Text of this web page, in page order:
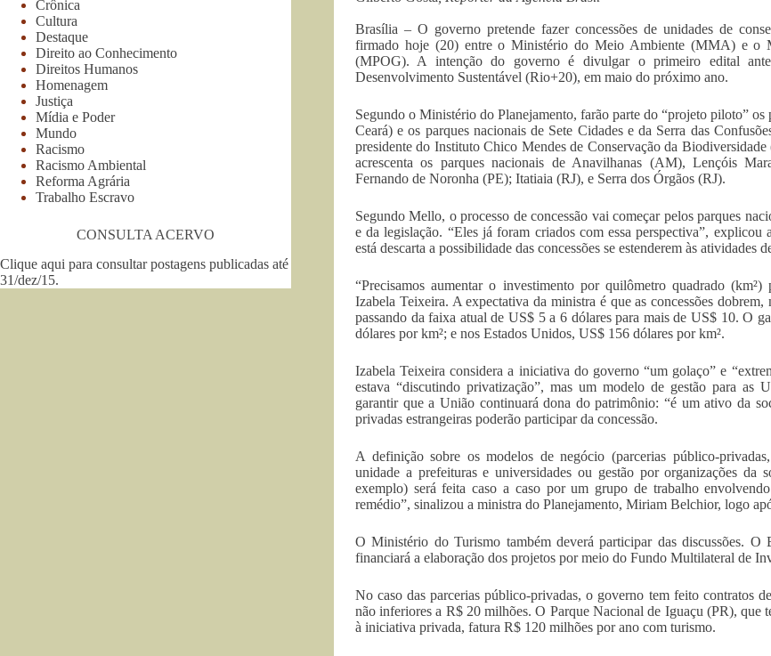
Brasília – O governo pretende fazer concessões de unidades de
firmado hoje (20) entre o Ministério do Meio Ambiente (MMA) e o
(MPOG). A intenção do governo é divulgar o primeiro edital
Desenvolvimento Sustentável (Rio+20), em maio do próximo ano.
Segundo o Ministério do Planejamento, farão parte do “projeto piloto” os
Ceará) e os parques nacionais de Sete Cidades e da Serra das
presidente do Instituto Chico Mendes de Conservação da
acrescenta os parques nacionais de Anavilhanas (AM), Lençóis
Fernando de Noronha (PE); Itatiaia (RJ), e Serra dos Órgãos (RJ).
Segundo Mello, o processo de concessão vai começar pelos parques
e da legislação. “Eles já foram criados com essa perspectiva”,
está descarta a possibilidade das concessões se estenderem às atividades
“Precisamos aumentar o investimento por quilômetro quadrado
Izabela Teixeira. A expectativa da ministra é que as concessões
passando da faixa atual de US$ 5 a 6 dólares para mais de US$ 10. O
dólares por km²; e nos Estados Unidos, US$ 156 dólares por km².
Izabela Teixeira considera a iniciativa do governo “um golaço” e
estava “discutindo privatização”, mas um modelo de gestão para as
garantir que a União continuará dona do patrimônio: “é um ativo da
privadas estrangeiras poderão participar da concessão.
A definição sobre os modelos de negócio (parcerias público-
unidade a prefeituras e universidades ou gestão por organizações
exemplo) será feita caso a caso por um grupo de trabalho
remédio”, sinalizou a ministra do Planejamento, Miriam Belchior, logo
O Ministério do Turismo também deverá participar das discussões.
financiará a elaboração dos projetos por meio do Fundo Multilateral de
No caso das parcerias público-privadas, o governo tem feito contratos
não inferiores a R$ 20 milhões. O Parque Nacional de Iguaçu (PR), que
à iniciativa privada, fatura R$ 120 milhões por ano com turismo.
Crônica
Cultura
Destaque
Direito ao Conhecimento
Direitos Humanos
Homenagem
Justiça
Mídia e Poder
Mundo
Racismo
Racismo Ambiental
Reforma Agrária
Trabalho Escravo
CONSULTA ACERVO
Clique aqui para consultar postagens publicadas até
31/dez/15.